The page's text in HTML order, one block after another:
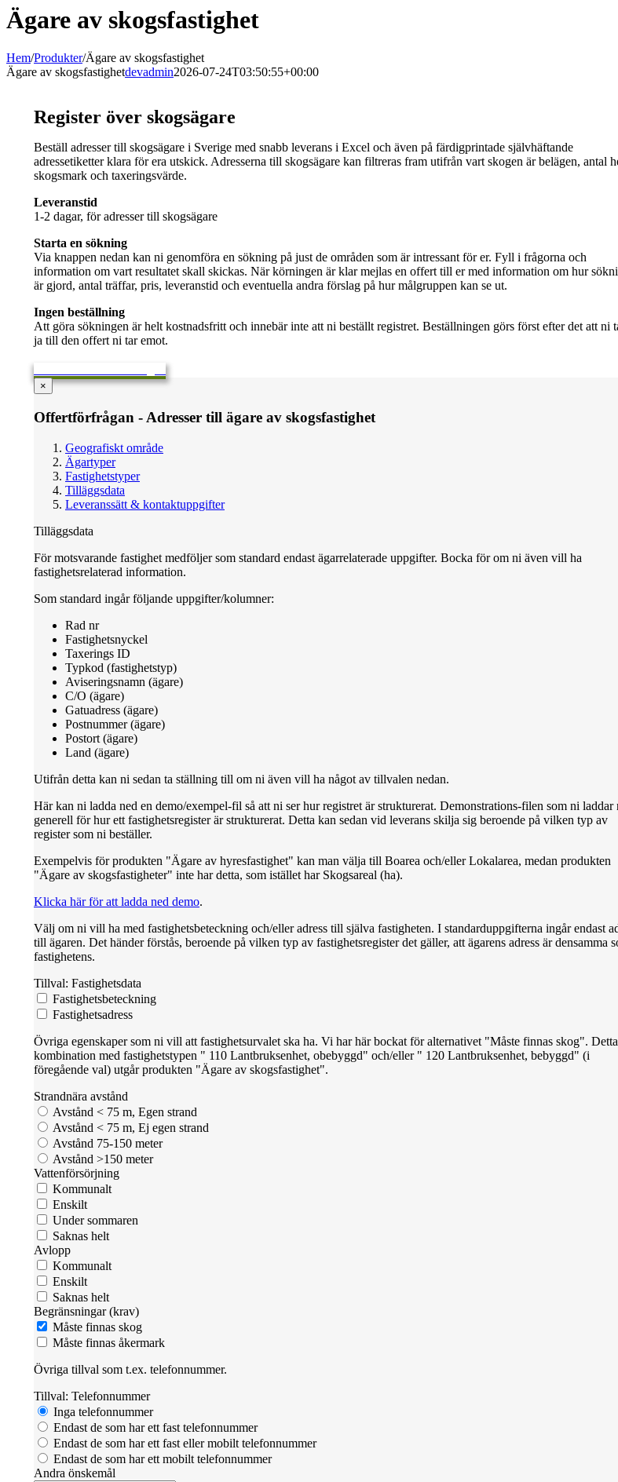
Ägare av skogsfastighet
Hem/Produkter/Ägare av skogsfastighet
Ägare av skogsfastighetdevadmin2026-07-24T03:50:55+00:00
Register över skogsägare
Beställ adresser till skogsägare i Sverige med snabb leverans i Excel och även på färdigprintade självhäftande
adressetiketter klara för era utskick. Adresserna till skogsägare kan filtreras fram utifrån vart skogen är belägen, antal
skogsmark och taxeringsvärde.
Leveranstid
1-2 dagar, för adresser till skogsägare
Starta en sökning
Via knappen nedan kan ni genomföra en sökning på just de områden som är intressant för er. Fyll i frågorna och
information om vart resultatet skall skickas. När körningen är klar mejlas en offert till er med information om hur
är gjord, antal träffar, pris, leveranstid och eventuella andra förslag på hur målgruppen kan se ut.
Ingen beställning
Att göra sökningen är helt kostnadsfritt och innebär inte att ni beställt registret. Beställningen görs först efter det att ni
ja till den offert ni tar emot.
×
Offertförfrågan - Adresser till ägare av skogsfastighet
Geografiskt område
Ägartyper
Fastighetstyper
Tilläggsdata
Leveranssätt & kontaktuppgifter
Tilläggsdata
För motsvarande fastighet medföljer som standard endast ägarrelaterade uppgifter. Bocka för om ni även vill ha
fastighetsrelaterad information.
Som standard ingår följande uppgifter/kolumner:
Rad nr
Fastighetsnyckel
Taxerings ID
Typkod (fastighetstyp)
Aviseringsnamn (ägare)
C/O (ägare)
Gatuadress (ägare)
Postnummer (ägare)
Postort (ägare)
Land (ägare)
Utifrån detta kan ni sedan ta ställning till om ni även vill ha något av tillvalen nedan.
Här kan ni ladda ned en demo/exempel-fil så att ni ser hur registret är strukturerat. Demonstrations-filen som ni laddar
generell för hur ett fastighetsregister är strukturerat. Detta kan sedan vid leverans skilja sig beroende på vilken typ av
register som ni beställer.
Exempelvis för produkten "Ägare av hyresfastighet" kan man välja till Boarea och/eller Lokalarea, medan produkten
"Ägare av skogsfastigheter" inte har detta, som istället har Skogsareal (ha).
Klicka här för att ladda ned demo.
Välj om ni vill ha med fastighetsbeteckning och/eller adress till själva fastigheten. I standarduppgifterna ingår endast
till ägaren. Det händer förstås, beroende på vilken typ av fastighetsregister det gäller, att ägarens adress är densamma
fastighetens.
Tillval: Fastighetsdata
Fastighetsbeteckning
Fastighetsadress
Övriga egenskaper som ni vill att fastighetsurvalet ska ha. Vi har här bockat för alternativet "Måste finnas skog".
kombination med fastighetstypen " 110 Lantbruksenhet, obebyggd" och/eller " 120 Lantbruksenhet, bebyggd" (i
föregående val) utgår produkten "Ägare av skogsfastighet".
Strandnära avstånd
Avstånd < 75 m, Egen strand
Avstånd < 75 m, Ej egen strand
Avstånd 75-150 meter
Avstånd >150 meter
Vattenförsörjning
Kommunalt
Enskilt
Under sommaren
Saknas helt
Avlopp
Kommunalt
Enskilt
Saknas helt
Begränsningar (krav)
Måste finnas skog
Måste finnas åkermark
Övriga tillval som t.ex. telefonnummer.
Tillval: Telefonnummer
Inga telefonnummer
Endast de som har ett fast telefonnummer
Endast de som har ett fast eller mobilt telefonnummer
Endast de som har ett mobilt telefonnummer
Andra önskemål